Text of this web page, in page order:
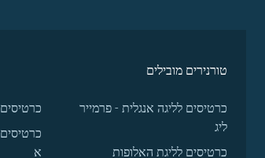
טורנירים מובילים
כרטיסים לליגה אנגלית - פרמייר
ליג
כרטיסים לליגת האלופות
א